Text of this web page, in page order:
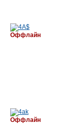
Оффлайн
Оффлайн